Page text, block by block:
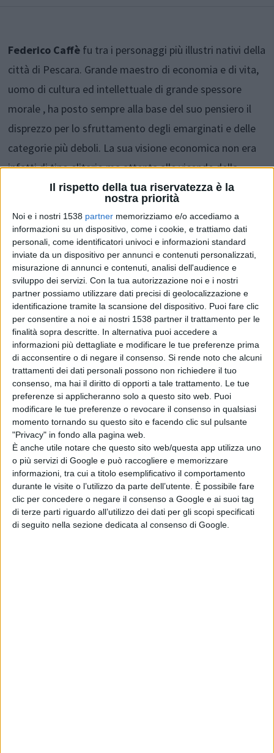
Il rispetto della tua riservatezza è la
nostra priorità
Noi e i nostri 1538 partner memorizziamo e/o accediamo a
informazioni su un dispositivo, come i cookie, e trattiamo dati
personali, come identificatori univoci e informazioni standard
inviate da un dispositivo per annunci e contenuti personalizzati,
misurazione di annunci e contenuti, analisi dell'audience e
sviluppo dei servizi. Con la tua autorizzazione noi e i nostri
partner possiamo utilizzare dati precisi di geolocalizzazione e
identificazione tramite la scansione del dispositivo. Puoi fare clic
per consentire a noi e ai nostri 1538 partner il trattamento per le
finalità sopra descritte. In alternativa puoi accedere a
informazioni più dettagliate e modificare le tue preferenze prima
di acconsentire o di negare il consenso. Si rende noto che alcuni
trattamenti dei dati personali possono non richiedere il tuo
consenso, ma hai il diritto di opporti a tale trattamento. Le tue
preferenze si applicheranno solo a questo sito web. Puoi
modificare le tue preferenze o revocare il consenso in qualsiasi
momento tornando su questo sito e facendo clic sul pulsante
"Privacy" in fondo alla pagina web.
È anche utile notare che questo sito web/questa app utilizza uno
o più servizi di Google e può raccogliere e memorizzare
informazioni, tra cui a titolo esemplificativo il comportamento
durante le visite o l’utilizzo da parte dell’utente. È possibile fare
clic per concedere o negare il consenso a Google e ai suoi tag
di terze parti riguardo all’utilizzo dei dati per gli scopi specificati
di seguito nella sezione dedicata al consenso di Google.
Federico Caffè fu tra i personaggi più illustri nativi della
città di Pescara. Grande maestro di economia e di vita,
uomo di cultura ed intellettuale di grande spessore
morale , ha posto sempre alla base del suo pensiero il
disprezzo per lo sfruttamento degli emarginati e delle
categorie più deboli. La sua visione economica non era
infatti di tipo elitario ma attenta alle vicende della
gente comune che produce e risparmia, alle fasce più
deboli della società. Ma Caffè va ricordato soprattutto
per aver lasciato ai giovani, fra i tanti insegnamenti,
quello che la ricerca della conoscenza deve essere
svincolata da ogni interesse di parte.
Condividi su:
ARGOMENTI: Personaggi di Pescara Storia di Pescara
Articolo successivo